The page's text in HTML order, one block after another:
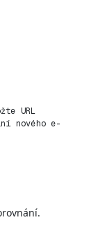
URL
nového e-